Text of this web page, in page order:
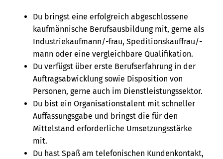
Du bringst eine erfolgreich abgeschlossene
kaufmännische Berufsausbildung mit, gerne als
Industriekaufmann/-frau, Speditionskauffrau/-
mann oder eine vergleichbare Qualifikation.
Du verfügst über erste Berufserfahrung in der
Auftragsabwicklung sowie Disposition von
Personen, gerne auch im Dienstleistungssektor.
Du bist ein Organisationstalent mit schneller
Auffassungsgabe und bringst die für den
Mittelstand erforderliche Umsetzungsstärke
mit.
Du hast Spaß am telefonischen Kundenkontakt,